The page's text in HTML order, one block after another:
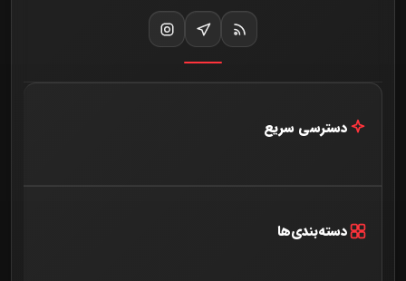
دسترسی سریع
خانه
اخبار و مقالات
دسته‌بندی‌ها